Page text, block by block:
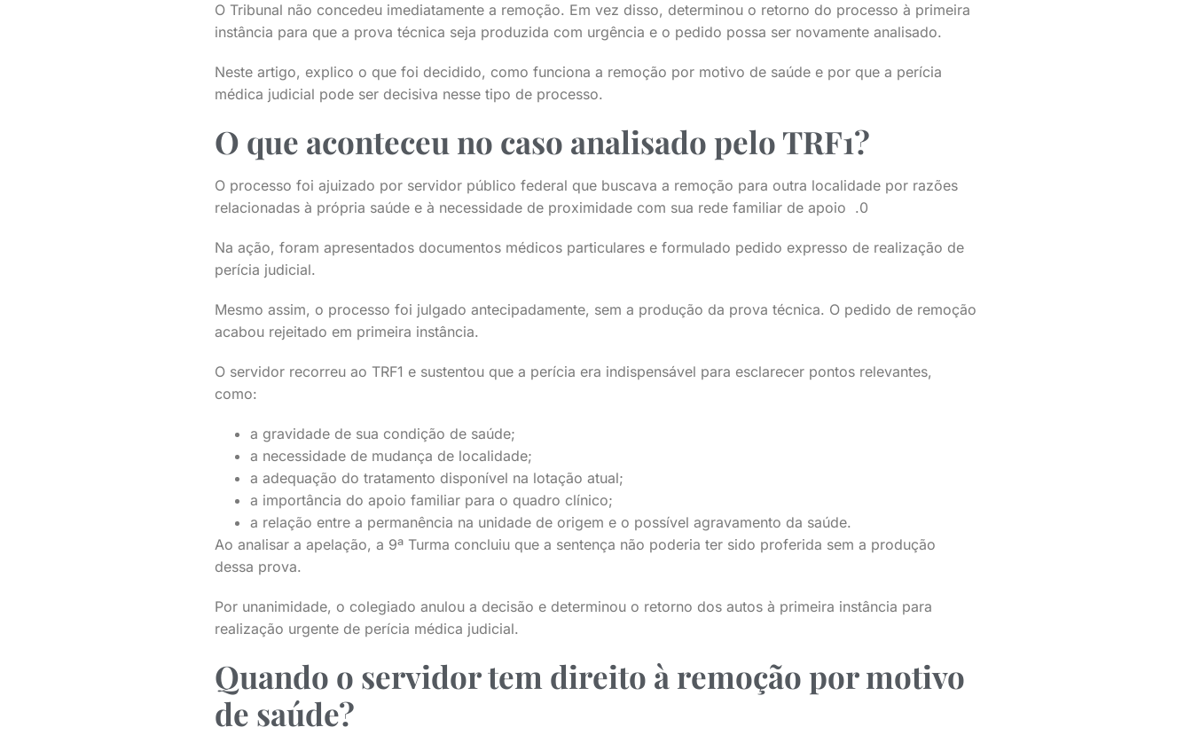
O Tribunal não concedeu imediatamente a remoção. Em vez disso, determinou o retorno do processo à primeira
instância para que a prova técnica seja produzida com urgência e o pedido possa ser novamente analisado.
Neste artigo, explico o que foi decidido, como funciona a remoção por motivo de saúde e por que a perícia
médica judicial pode ser decisiva nesse tipo de processo.
O que aconteceu no caso analisado pelo TRF1?
O processo foi ajuizado por servidor público federal que buscava a remoção para outra localidade por razões
relacionadas à própria saúde e à necessidade de proximidade com sua rede familiar de apoio .0
Na ação, foram apresentados documentos médicos particulares e formulado pedido expresso de realização de
perícia judicial.
Mesmo assim, o processo foi julgado antecipadamente, sem a produção da prova técnica. O pedido de remoção
acabou rejeitado em primeira instância.
O servidor recorreu ao TRF1 e sustentou que a perícia era indispensável para esclarecer pontos relevantes,
como:
a gravidade de sua condição de saúde;
a necessidade de mudança de localidade;
a adequação do tratamento disponível na lotação atual;
a importância do apoio familiar para o quadro clínico;
a relação entre a permanência na unidade de origem e o possível agravamento da saúde.
Ao analisar a apelação, a 9ª Turma concluiu que a sentença não poderia ter sido proferida sem a produção
dessa prova.
Por unanimidade, o colegiado anulou a decisão e determinou o retorno dos autos à primeira instância para
realização urgente de perícia médica judicial.
Quando o servidor tem direito à remoção por motivo
de saúde?